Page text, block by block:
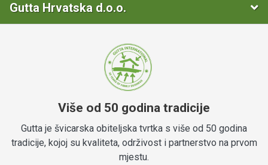
Gutta Hrvatska d.o.o.
Više od 50 godina tradicije
Gutta je švicarska obiteljska tvrtka s više od 50 godina
tradicije, kojoj su kvaliteta, održivost i partnerstvo na prvom
mjestu.